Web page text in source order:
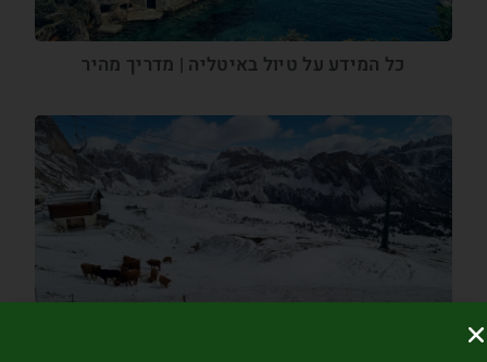
כל המידע על טיול באיטליה | מדריך מהיר